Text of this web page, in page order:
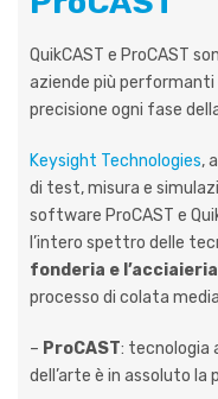
QuikCAST e ProCAST
aziende più
precisione ogni fase
Keysight Technologies,
di test, misura e
software ProCAST e
l’intero spettro delle
fonderia e l’acciaieria
processo di colata
– ProCAST: tecnologia
dell’arte è in assoluto